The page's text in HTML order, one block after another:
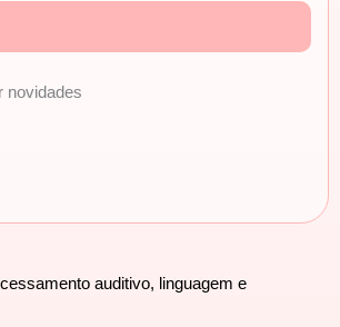
novidades
auditivo, linguagem e